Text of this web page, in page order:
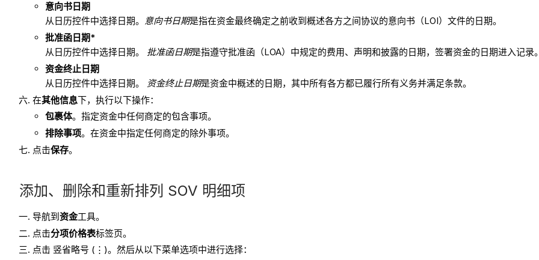
意向书日期
从日历控件中选择日期。 意向书日期是指在资金最终确定之前收到概述各方之间协议的意向书（LOI）文件的日期。
批准函日期*
从日历控件中选择日期。 批准函日期是指遵守批准函（LOA）中规定的费用、声明和披露的日期，签署资金的日期进入记录
资金终止日期
从日历控件中选择日期。 资金终止日期是资金中概述的日期，其中所有各方都已履行所有义务并满足条款。
在其他信息下，执行以下操作：
包裹体。指定资金中任何商定的包含事项。
排除事项。在资金中指定任何商定的除外事项。
点击保存。
添加、删除和重新排列 SOV 明细项
导航到资金工具。
点击分项价格表标签页。
点击 竖省略号 (⋮)。然后从以下菜单选项中进行选择：